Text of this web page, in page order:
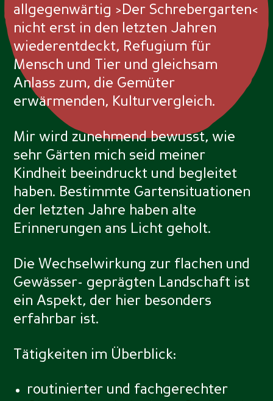
allgegenwärtig >Der Schrebergarten<
nicht erst in den letzten Jahren
wiederentdeckt, Refugium für
Mensch und Tier und gleichsam
Anlass zum, die Gemüter
erwärmenden, Kulturvergleich.
Mir wird zunehmend bewusst, wie
sehr Gärten mich seid meiner
Kindheit beeindruckt und begleitet
haben. Bestimmte Gartensituationen
der letzten Jahre haben alte
Erinnerungen ans Licht geholt.
Die Wechselwirkung zur flachen und
Gewässer- geprägten Landschaft ist
ein Aspekt, der hier besonders
erfahrbar ist.
Tätigkeiten im Überblick:
routinierter und fachgerechter